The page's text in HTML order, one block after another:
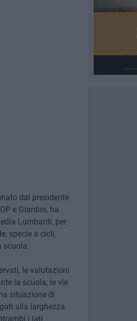
dal presidente
e Giardini, ha
Lombardi, per
specie a cicli,
scuola.
le valutazioni
la scuola, le vie
situazione di
alla larghezza
i lati